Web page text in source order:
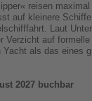
reisen
auf kleinere
Laut
Verzicht auf
Yacht als das eines
2027 buchbar